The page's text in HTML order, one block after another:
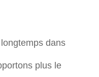
dans
plus le